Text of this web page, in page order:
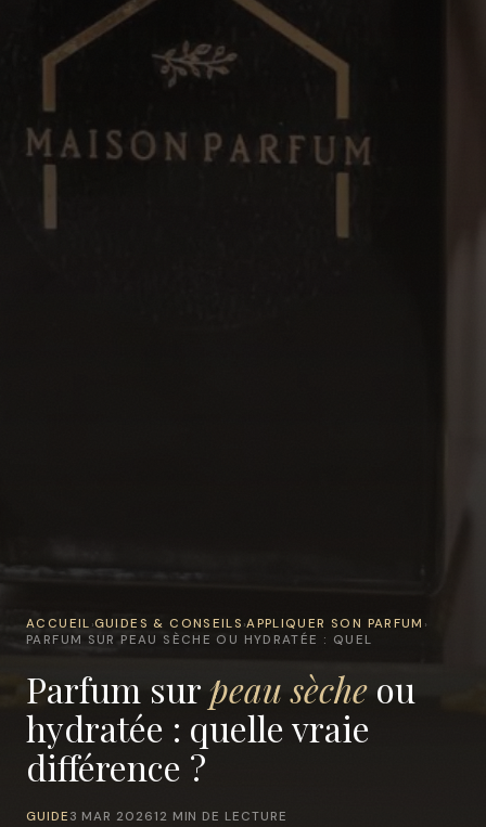
ACCUEIL ›GUIDES & CONSEILS ›APPLIQUER SON PARFUM ›
PARFUM SUR PEAU SÈCHE OU HYDRATÉE : QUEL
Parfum sur peau sèche ou
hydratée : quelle vraie
différence ?
GUIDE 3 MAR 202612 MIN DE LECTURE